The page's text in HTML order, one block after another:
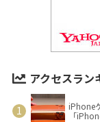
アクセスラン
iPhone
「